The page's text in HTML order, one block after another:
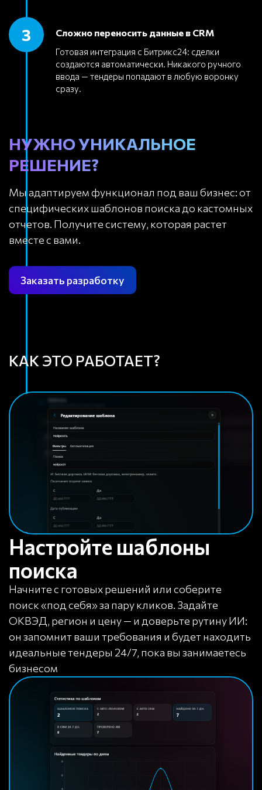
3 Сложно переносить данные в CRM
Готовая интеграция с Битрикс24: сделки
создаются автоматически. Никакого ручного
ввода — тендеры попадают в любую воронку
сразу.
НУЖНО УНИКАЛЬНОЕ
РЕШЕНИЕ?
Мы адаптируем функционал под ваш бизнес: от
специфических шаблонов поиска до кастомных
отчетов. Получите систему, которая растет
вместе с вами.
Заказать разработку
КАК ЭТО РАБОТАЕТ?
Настройте шаблоны
поиска
Начните с готовых решений или соберите
поиск «под себя» за пару кликов. Задайте
ОКВЭД, регион и цену — и доверьте рутину ИИ:
он запомнит ваши требования и будет находить
идеальные тендеры 24/7, пока вы занимаетесь
бизнесом